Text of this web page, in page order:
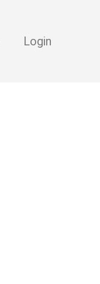
Login